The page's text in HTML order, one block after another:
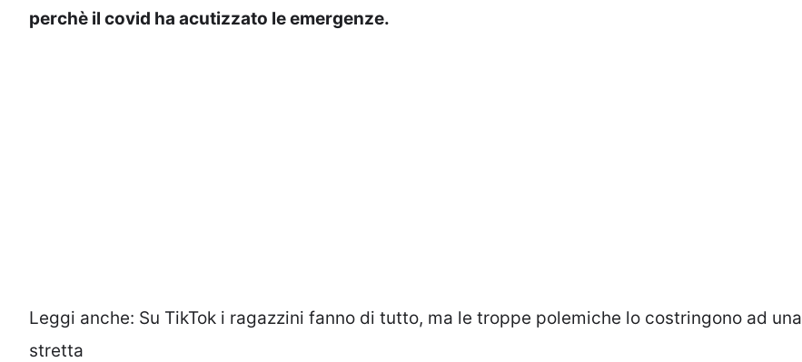
perchè il covid ha acutizzato le emergenze.
Leggi anche: Su TikTok i ragazzini fanno di tutto, ma le troppe polemiche lo costringono ad una
stretta